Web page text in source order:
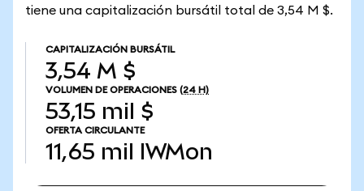
tiene una capitalización bursátil total de 3,54 M $.
CAPITALIZACIÓN BURSÁTIL
3,54 M $
VOLUMEN DE OPERACIONES (24 H)
53,15 mil $
OFERTA CIRCULANTE
11,65 mil IWMon